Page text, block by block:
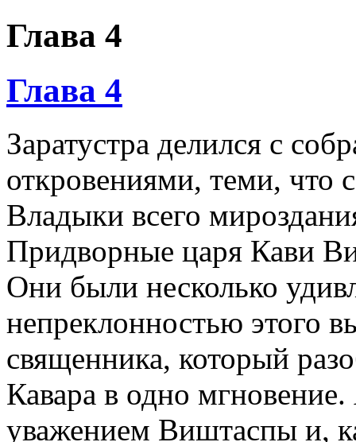
Глава 4
Глава 4
Заратустра делился с
откровениями, теми, что
Владыки всего
Придворные царя Кави
Они были несколько
непреклонностью этого
священника, который
Кавара в одно
уважением Виштаспы и,